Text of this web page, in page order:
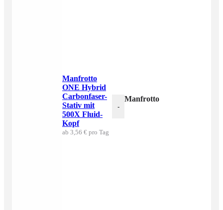
Manfrotto
ONE Hybrid
Carbonfaser-
Stativ mit
500X Fluid-
Kopf
ab 3,56 € pro Tag
-
Manfrotto ONE Hybrid